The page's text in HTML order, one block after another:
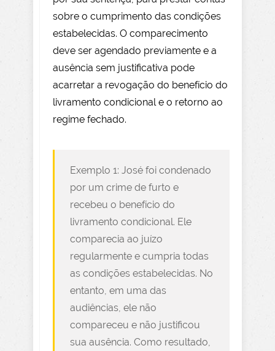
sobre o cumprimento das condições
estabelecidas. O comparecimento
deve ser agendado previamente e a
ausência sem justificativa pode
acarretar a revogação do benefício do
livramento condicional e o retorno ao
regime fechado.
Exemplo 1: José foi condenado
por um crime de furto e
recebeu o benefício do
livramento condicional. Ele
comparecia ao juízo
regularmente e cumpria todas
as condições estabelecidas. No
entanto, em uma das
audiências, ele não
compareceu e não justificou
sua ausência. Como resultado,